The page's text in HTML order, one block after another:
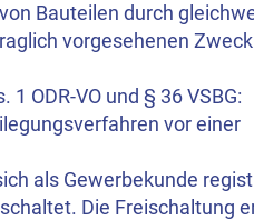
Bauteilen durch
vorgesehenen
ODR-VO und § 36 VSBG:
vor einer
als Gewerbekunde
Die Freischaltung